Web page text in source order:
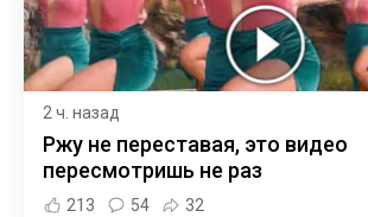
2 ч. назад
Ржу не переставая, это видео
пересмотришь не раз
213 54 32